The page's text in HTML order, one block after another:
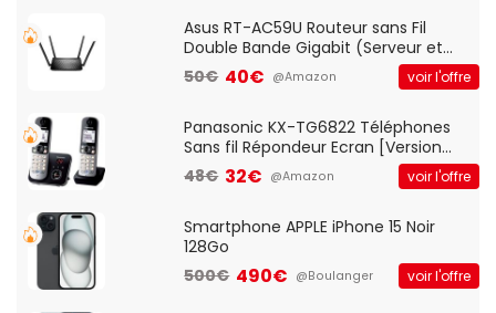
Asus RT-AC59U Routeur sans Fil
Double Bande Gigabit (Serveur et
Client VPN, Triple Vlan, Mode Point
d'accès et Bridge, contrôle Parental,
50€ 40€ @Amazon voir l'offre
Panasonic KX-TG6822 Téléphones
Sans fil Répondeur Ecran [Version
Française]
48€ 32€ @Amazon voir l'offre
Smartphone APPLE iPhone 15 Noir
128Go
500€ 490€ @Boulanger voir l'offre